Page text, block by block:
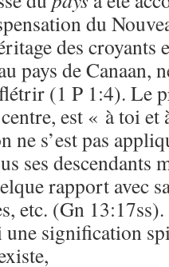
du
des
pays de Canaan,
(1 P 1:4). Le
est « à toi et
s’est pas
ses descendants
rapport avec
etc. (Gn
signification